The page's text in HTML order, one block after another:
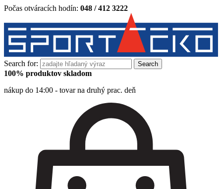
Počas otváracích hodín: 048 / 412 3222
Search for:
100% produktov skladom
nákup do 14:00 - tovar na druhý prac. deň